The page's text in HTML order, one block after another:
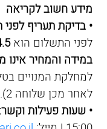
מידע חשוב לקריאה
• בדיקת תעריף
לפני התשלום הוא₪.
במידה והמחיר אינו
למחלקת המנויים
לאחר מכן שלוחה 2).
• שעות פעילות וקשר: